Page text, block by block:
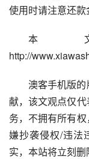
使用时请注意还款
本
http://
澳客手机版
献，该文观点仅
务，不拥有所有
嫌抄袭侵权/违法
实，本站将立刻删